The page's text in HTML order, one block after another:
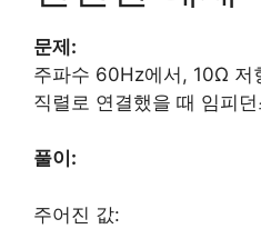
문제:
주파수 60Hz에서, 10Ω 저
직렬로 연결했을 때 임피던
풀이:
주어진 값: